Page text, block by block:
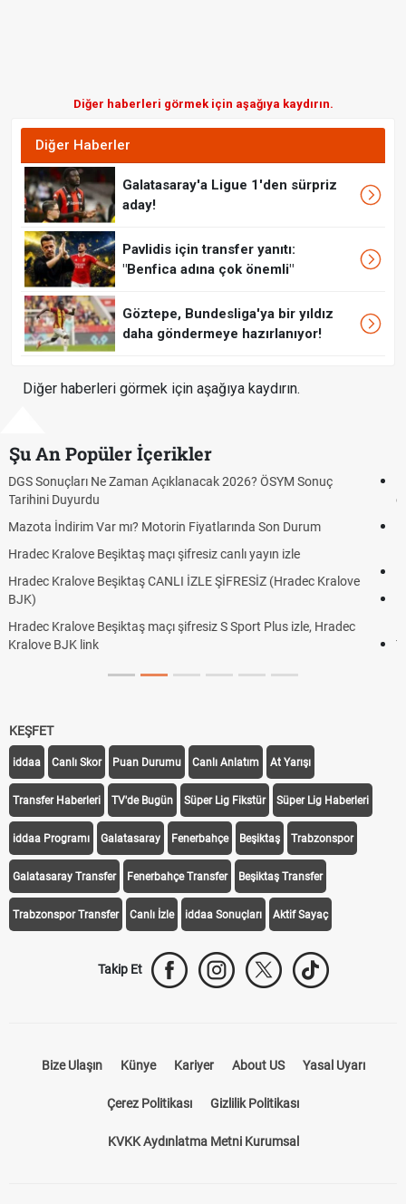
Diğer haberleri görmek için aşağıya kaydırın.
Diğer Haberler
Galatasaray'a Ligue 1'den sürpriz
aday!
Pavlidis için transfer yanıtı:
"Benfica adına çok önemli"
Göztepe, Bundesliga'ya bir yıldız
daha göndermeye hazırlanıyor!
Diğer haberleri görmek için aşağıya kaydırın.
Şu An Popüler İçerikler
Hradec Kralove Beşiktaş ücretsiz izle, Hradec Kralove BJK maçı
canlı linki
Hradec Kralove - Beşiktaş maçı şifresiz izle canlı S Sport Plus
Hradec Kralove - Beşiktaş maçı şifresiz izle canlı tv100 linki
Hradec Kralove Beşiktaş maçı şifresiz tv100 izle, Hradec Kralove
Trivela Nedir? Trivela Vuruşu Nasıl Yapılır?
KEŞFET
iddaa Canlı Skor Puan Durumu Canlı Anlatım At Yarışı
Transfer Haberleri TV'de Bugün Süper Lig Fikstür Süper Lig Haberleri
iddaa Programı Galatasaray Fenerbahçe Beşiktaş Trabzonspor
Galatasaray Transfer Fenerbahçe Transfer Beşiktaş Transfer
Trabzonspor Transfer Canlı İzle iddaa Sonuçları Aktif Sayaç
Takip Et
Bize Ulaşın Künye Kariyer About US Yasal Uyarı
Çerez Politikası Gizlilik Politikası
KVKK Aydınlatma Metni Kurumsal